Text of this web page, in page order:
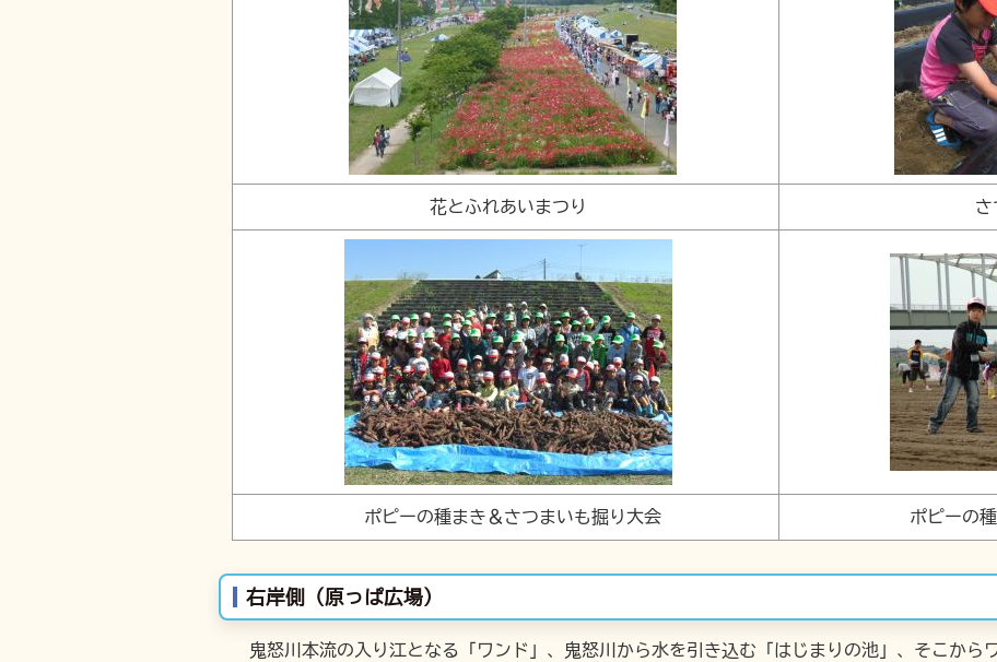
花とふれあいまつり さ
ポピーの種まき＆さつまいも掘り大会 ポピーの
右岸側（原っぱ広場）
鬼怒川本流の入り江となる「ワンド」、鬼怒川から水を引き込む「はじまりの池」、そこから